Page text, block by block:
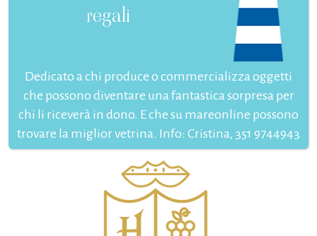
regali
Dedicato a chi produce o commercializza oggetti
che possono diventare una fantastica sorpresa per
chi li riceverà in dono. E che su mareonline possono
trovare la miglior vetrina. Info: Cristina, 351 9744943